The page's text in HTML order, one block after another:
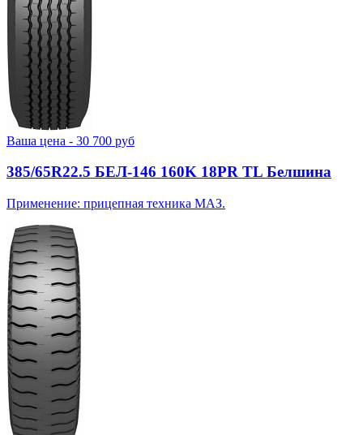
Ваша цена - 30 700 руб
385/65R22.5 БЕЛ-146 160K 18PR TL Белшина
Применение: прицепная техника МАЗ.